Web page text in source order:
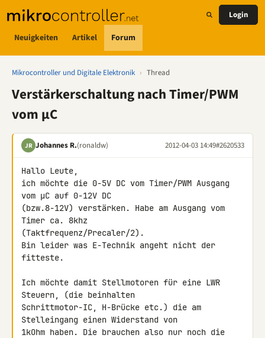
Neuigkeiten Artikel Forum
Login
Mikrocontroller und Digitale Elektronik › Thread
Verstärkerschaltung nach Timer/PWM
vom µC
JR Johannes R.(ronaldw) 2012-04-03 14:49#2620533
Hallo Leute,
ich möchte die 0-5V DC vom Timer/PWM Ausgang
vom µC auf 0-12V DC
(bzw.8-12V) verstärken. Habe am Ausgang vom
Timer ca. 8khz
(Taktfrequenz/Precaler/2).
Bin leider was E-Technik angeht nicht der
fitteste.
Ich möchte damit Stellmotoren für eine LWR
Steuern, (die beinhalten
Schrittmotor-IC, H-Brücke etc.) die am
Stelleingang einen Widerstand von
1kOhm haben. Die brauchen also nur noch die